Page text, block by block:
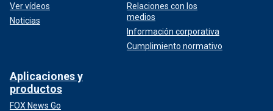
Ver vídeos
Noticias
Relaciones con los
medios
Información corporativa
Cumplimiento normativo
Aplicaciones y
productos
FOX News Go